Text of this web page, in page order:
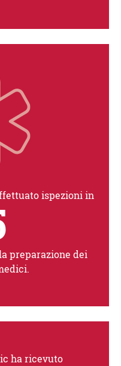
ispezioni in
preparazione dei
ha ricevuto